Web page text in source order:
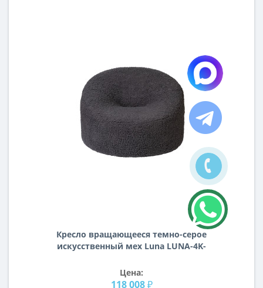
Кресло вращающееся темно-серое
искусственный мех Luna LUNA-4K-
Цена:
118 008 ₽